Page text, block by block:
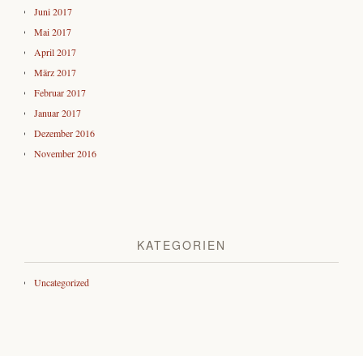
Juni 2017
Mai 2017
April 2017
März 2017
Februar 2017
Januar 2017
Dezember 2016
November 2016
KATEGORIEN
Uncategorized